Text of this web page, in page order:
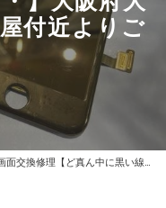
付近よりご
中に黒い線が・・・】大阪府大阪市住之江区東加賀屋付近よりご来店